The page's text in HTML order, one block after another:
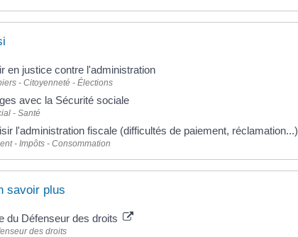
en justice contre l'administration
- Citoyenneté - Élections
avec la Sécurité sociale
- Santé
l'administration fiscale (difficultés de paiement, réclamation...)
- Impôts - Consommation
savoir plus
du Défenseur des droits
des droits